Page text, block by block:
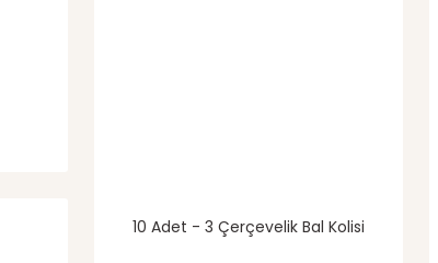
10 Adet - 3 Çerçevelik Bal Kolisi